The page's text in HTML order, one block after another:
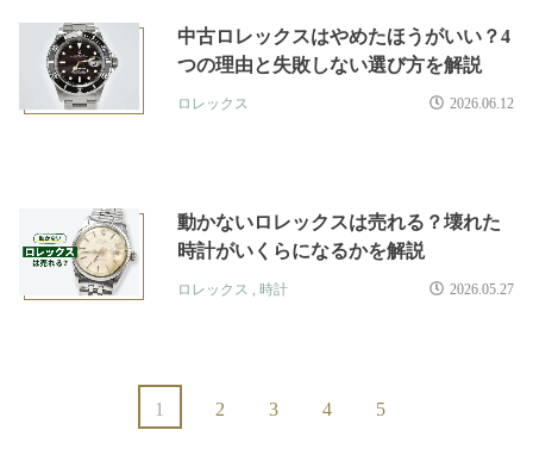
中古ロレックスはやめたほうがいい？4
つの理由と失敗しない選び方を解説
ロレックス 2026.06.12
動かないロレックスは売れる？壊れた
時計がいくらになるかを解説
ロレックス , 時計 2026.05.27
1 2 3 4 5